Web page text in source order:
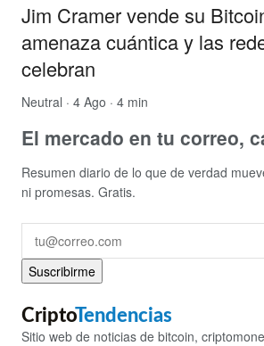
Jim Cramer vende su
amenaza cuántica y las
celebran
Neutral · 4 Ago · 4 min
El mercado en tu correo,
Resumen diario de lo que de verdad
ni promesas. Gratis.
Suscribirme
CriptoTendencias
Sitio web de noticias de bitcoin,